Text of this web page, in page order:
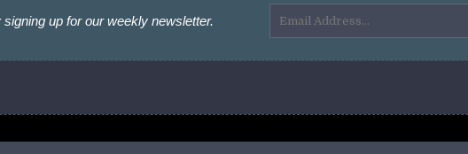
up for our weekly newsletter.